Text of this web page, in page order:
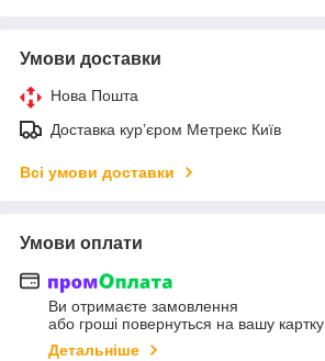
Умови доставки
Нова Пошта
Доставка курʼєром Метрекс Київ
Всі умови доставки
Умови оплати
Ви отримаєте замовлення
або гроші повернуться на вашу картку
Детальніше